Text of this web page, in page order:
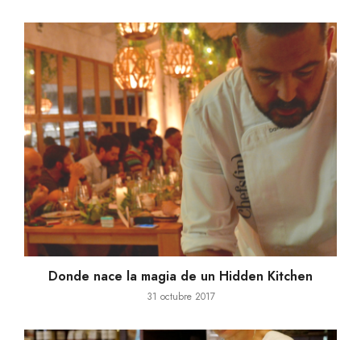
Donde nace la magia de un Hidden Kitchen
31 octubre 2017